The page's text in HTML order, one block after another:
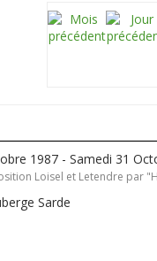
1987 - Samedi 31
Loisel et Letendre par
Sarde